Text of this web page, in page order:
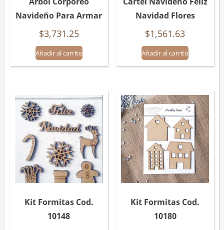
Navideño Para Armar
$3,731.25
Añadir al carrito
Navidad Flores
$1,561.63
Añadir al carrito
Kit Formitas Cod.
10148
Kit Formitas Cod.
10180